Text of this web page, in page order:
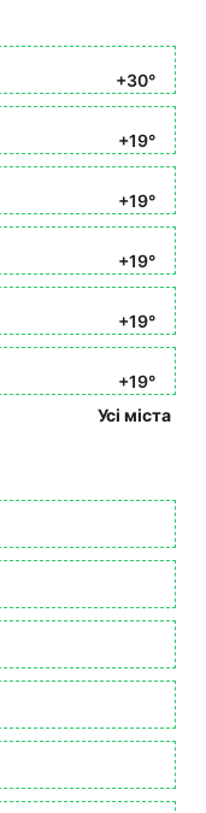
+30°
+19°
+19°
+19°
+19°
+19°
Усі міста